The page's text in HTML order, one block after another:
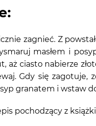
zagnieć. Z
masłem i
aż ciasto nabierze
Gdy się zagotuje,
granatem i wstaw
pochodzący z